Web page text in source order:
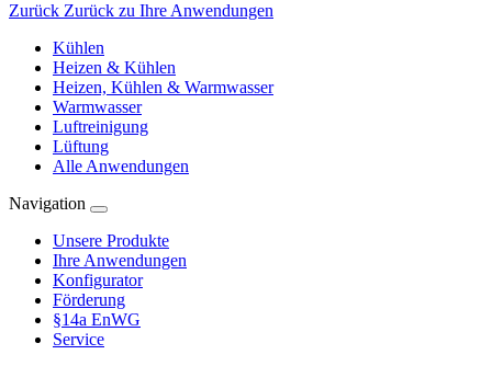
Zurück Zurück zu Ihre Anwendungen
Kühlen
Heizen & Kühlen
Heizen, Kühlen & Warmwasser
Warmwasser
Luftreinigung
Lüftung
Alle Anwendungen
Navigation
Unsere Produkte
Ihre Anwendungen
Konfigurator
Förderung
§14a EnWG
Service